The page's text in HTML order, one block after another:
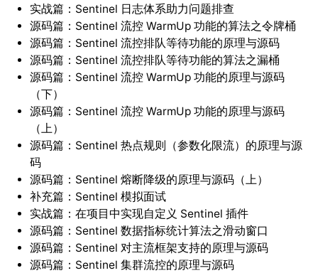
实战篇：Sentinel 日志体系助力问题排查
源码篇：Sentinel 流控 WarmUp 功能的算法之令牌桶
源码篇：Sentinel 流控排队等待功能的原理与源码
源码篇：Sentinel 流控排队等待功能的算法之漏桶
源码篇：Sentinel 流控 WarmUp 功能的原理与源码
（下）
源码篇：Sentinel 流控 WarmUp 功能的原理与源码
（上）
源码篇：Sentinel 热点规则（参数化限流）的原理与源
码
源码篇：Sentinel 熔断降级的原理与源码（上）
补充篇：Sentinel 模拟面试
实战篇：在项目中实现自定义 Sentinel 插件
源码篇：Sentinel 数据指标统计算法之滑动窗口
源码篇：Sentinel 对主流框架支持的原理与源码
源码篇：Sentinel 集群流控的原理与源码